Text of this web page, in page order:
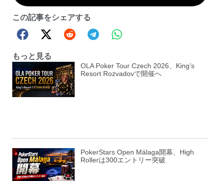
この記事をシェアする
もっと見る
OLA Poker Tour Czech 2026、King’s
Resort Rozvadovで開催へ
PokerStars Open Málaga開幕、High
Rollerは300エントリー突破